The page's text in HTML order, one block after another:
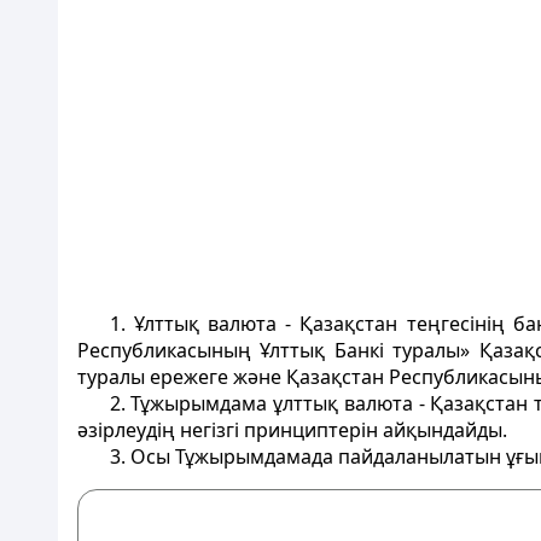
1. Ұлттық валюта - Қазақстан теңгесiнiң
Республикасының Ұлттық Банкi туралы»
туралы ережеге және Қазақстан
2. Тұжырымдама ұлттық валюта -
әзiрлеудiң негiзгi принциптерiн айқындайды.
3. Осы Тұжырымдамада пайдаланылатын